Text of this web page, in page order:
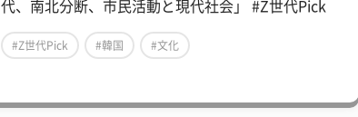
代、南北分断、市民活動と現代社会」 #Z世代Pick
#Z世代Pick #韓国 #文化